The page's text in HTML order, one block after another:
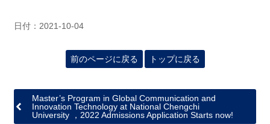
サ
イ
日付：2021-10-04
前のページに戻る トップに戻る
Master’s Program in Global Communication and
Innovation Technology at National Chengchi
University ，2022 Admissions Application Starts now!